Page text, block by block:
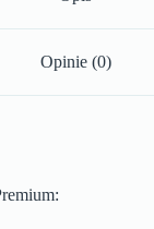
Opinie (0)